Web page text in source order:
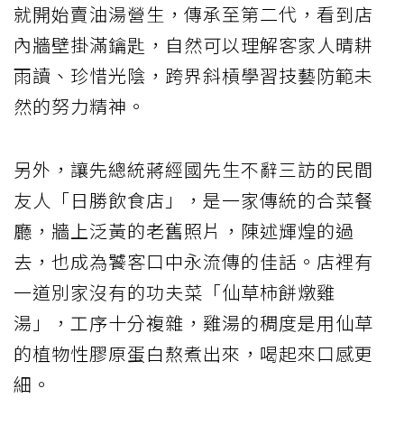
就開始賣油湯營生，傳承至第二代，看到店
內牆壁掛滿鑰匙，自然可以理解客家人晴耕
雨讀、珍惜光陰，跨界斜槓學習技藝防範未
然的努力精神。
另外，讓先總統蔣經國先生不辭三訪的民間
友人「日勝飲食店」，是一家傳統的合菜餐
廳，牆上泛黃的老舊照片，陳述輝煌的過
去，也成為饕客口中永流傳的佳話。店裡有
一道別家沒有的功夫菜「仙草柿餅燉雞
湯」，工序十分複雜，雞湯的稠度是用仙草
的植物性膠原蛋白熬煮出來，喝起來口感更
細。